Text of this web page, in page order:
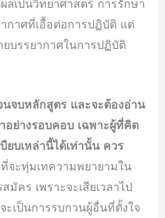
ลเป็นวิทยาศาสตร์ การรักษา
กาศที่เอื้อต่อการปฏิบัติ แต่
ยบรรยากาศในการปฏิบัติ
นจบหลักสูตร และจะต้องอ่าน
อย่างรอบคอบ เฉพาะผู้ที่คิด
ยบเหล่านี้ได้เท่านั้น ควร
จะทุ่มเทความพยายามใน
คร เพราะจะเสียเวลาไป
ะเป็นการรบกวนผู้อื่นที่ตั้งใจ